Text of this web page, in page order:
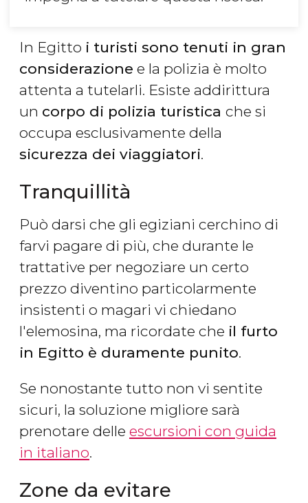
In Egitto i turisti sono tenuti in gran
considerazione e la polizia è molto
attenta a tutelarli. Esiste addirittura
un corpo di polizia turistica che si
occupa esclusivamente della
sicurezza dei viaggiatori.
Tranquillità
Può darsi che gli egiziani cerchino di
farvi pagare di più, che durante le
trattative per negoziare un certo
prezzo diventino particolarmente
insistenti o magari vi chiedano
l'elemosina, ma ricordate che il furto
in Egitto è duramente punito.
Se nonostante tutto non vi sentite
sicuri, la soluzione migliore sarà
prenotare delle escursioni con guida
in italiano.
Zone da evitare